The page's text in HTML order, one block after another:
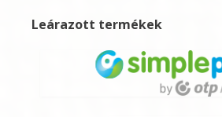
Leárazott termékek